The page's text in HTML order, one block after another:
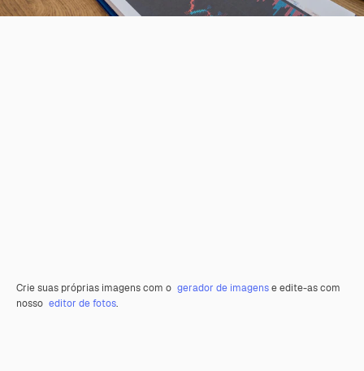
Crie suas próprias imagens com o gerador de imagense edite-as com
nosso editor de fotos.